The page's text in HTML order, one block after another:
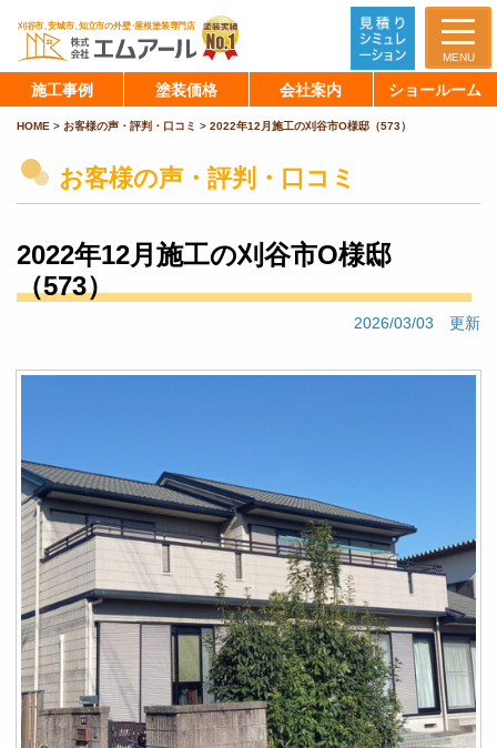
MENU
施工事例 塗装価格 会社案内 ショールーム
HOME > お客様の声・評判・口コミ > 2022年12月施工の刈谷市O様邸（573）
お客様の声・評判・口コミ
2022年12月施工の刈谷市O様邸
（573）
2026/03/03 更新